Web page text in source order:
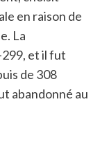
en raison de
La
et il fut
de 308
abandonné au